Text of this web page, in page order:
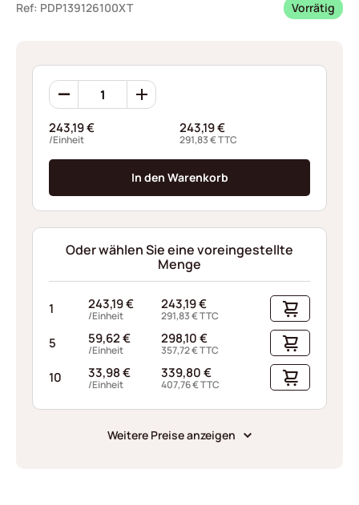
Ref: PDP139126100XT Vorrätig
Borrelly
Wellenscheiben
Menge
243,19€
/Einheit
243,19€
291,83€TTC
In den Warenkorb
Oder wählen Sie eine voreingestellte
Menge
1 243,19€
/Einheit
243,19€
291,83€TTC
5 59,62€
/Einheit
298,10€
357,72€TTC
10 33,98€
/Einheit
339,80€
407,76€TTC
Weitere Preise anzeigen